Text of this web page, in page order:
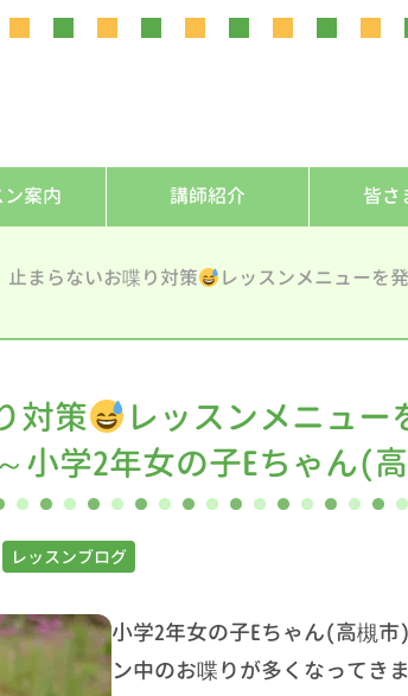
ン案内 講師紹介 皆さ
止まらないお喋り対策 レッスンメニューを
対策
レッスンメニュー
～小学2年女の子Eちゃん(
レッスンブログ
小学2年女の子Eちゃん(高槻
ン中のお喋りが多くなってきま